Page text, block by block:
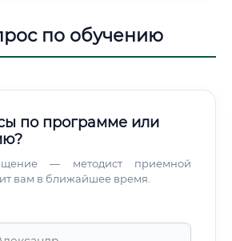
по обучению
по программе или
— методист приемной
вам в ближайшее время.